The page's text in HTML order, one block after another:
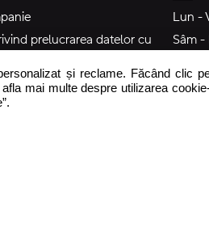
prelucrarea datelor cu
pentru siguranța
Lun -
Sâm -
și reclame. Făcând clic
mai multe despre utilizarea